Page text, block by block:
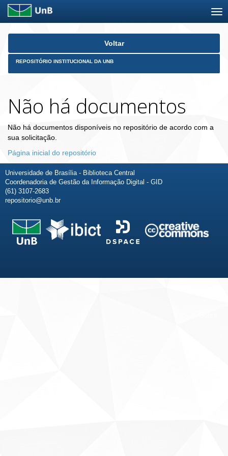
Skip
Voltar
REPOSITÓRIO INSTITUCIONAL DA UNB
Não há documentos
Não há documentos disponíveis no repositório de acordo com a
sua solicitação.
Página inicial do repositório
Universidade de Brasília - Biblioteca Central
Coordenadoria de Gestão da Informação Digital - GID
(61) 3107-2683
repositorio@unb.br